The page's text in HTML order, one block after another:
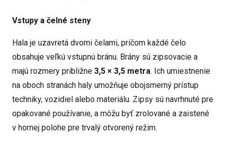
Vstupy a čelné steny
Hala je uzavretá dvomi čelami, pričom každé čelo
obsahuje veľkú vstupnú bránu. Brány sú zipsovacie a
majú rozmery približne 3,5 × 3,5 metra. Ich umiestnenie
na oboch stranách haly umožňuje obojsmerný prístup
techniky, vozidiel alebo materiálu. Zipsy sú navrhnuté pre
opakované používanie, a môžu byť zrolované a zaistené
v hornej polohe pre trvalý otvorený režim.